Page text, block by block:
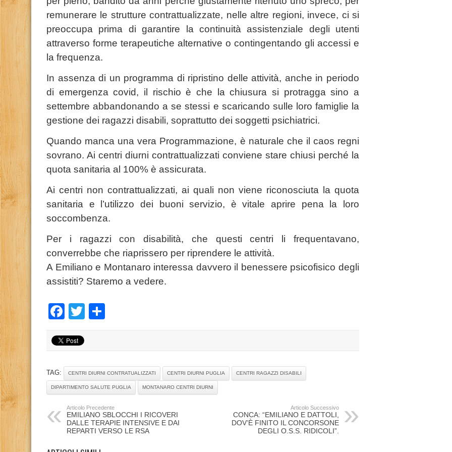
remunerare le strutture contrattualizzate, nelle altre regioni, invece, ci si
preoccupa prima di garantire la continuità assistenziale degli utenti
attraverso forme terapeutiche alternative o contingentando gli accessi e
la frequenza.
In assenza di un programma di ripristino delle attività, anche in periodo
di emergenza covid, il rischio è che la chiusura si protragga sino a
settembre abbandonando a se stessi e scaricando sulle loro famiglie la
gestione dei ragazzi disabili, soprattutto dei soggetti psichiatrici.
Quando manca una vera Programmazione, è naturale che il caos regni
sovrano. Ai centri diurni contrattualizzati conviene stare chiusi perché la
quota sanitaria al 100% è assicurata.
Ai centri non contrattualizzati, ai quali non viene riconosciuta la quota
sanitaria e l’utilizzo dei buoni servizio, è vitale aprire pena la loro
soccombenza.
Per i ragazzi con disabilità, che questi centri li frequentavano,
converrebbe che riaprissero per riprendere le attività.
A Emiliano e Montanaro interessa davvero il benessere psicofisico degli
assistiti? Staremo a vedere.
Facebook
Twitter
TAG: CENTRI DIURNI CONTRATUALIZZATI CENTRI DIURNI PUGLIA CENTRI RAGAZZI DISABILI
DIPARTIMENTO SALUTE PUGLIA MONTANARO CENTRI DIURNI
Articolo Precedente
EMILIANO SBLOCCHI I RICOVERI
DALLE TERAPIE INTENSIVE E DAI
REPARTI VERSO LE RSA
Articolo Successivo
CONCA: “EMILIANO E DATTOLI,
DOV’È FINITO IL CONCORSONE
DEGLI O.S.S. RIDICOLI”.